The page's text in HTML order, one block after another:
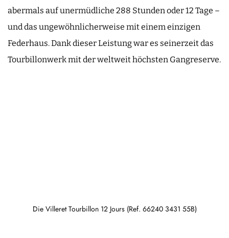
abermals auf unermüdliche 288 Stunden oder 12 Tage –
und das ungewöhnlicherweise mit einem einzigen
Federhaus. Dank dieser Leistung war es seinerzeit das
Tourbillonwerk mit der weltweit höchsten Gangreserve.
Die Villeret Tourbillon 12 Jours (Ref. 66240 3431 55B)